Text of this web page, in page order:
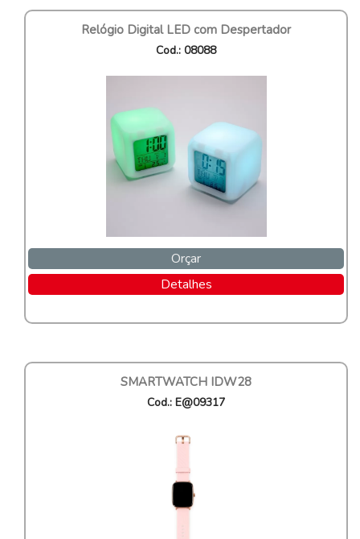
Relógio Digital LED com Despertador
Cod.: 08088
Orçar
Detalhes
SMARTWATCH IDW28
Cod.: E@09317